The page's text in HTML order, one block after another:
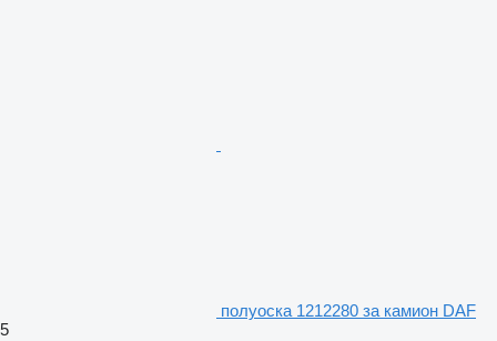
полуоска 1212280 за камион DAF
5